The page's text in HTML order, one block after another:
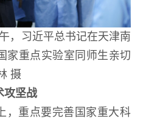
习近平总书记在天津南
家重点实验室同师生亲切
摄
坚战
重点要完善国家重大科